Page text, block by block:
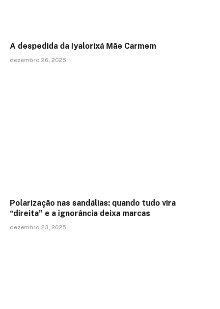
A despedida da Iyalorixá Mãe Carmem
dezembro 26, 2025
Polarização nas sandálias: quando tudo vira
“direita” e a ignorância deixa marcas
dezembro 23, 2025